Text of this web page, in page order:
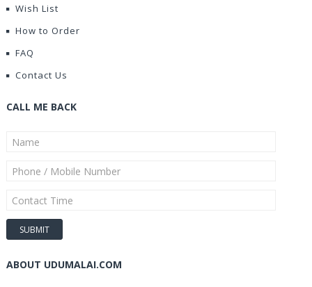
Wish List
How to Order
FAQ
Contact Us
CALL ME BACK
ABOUT UDUMALAI.COM